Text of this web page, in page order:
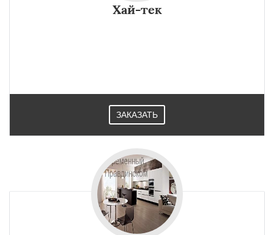
Хай-тек
ЗАКАЗАТЬ